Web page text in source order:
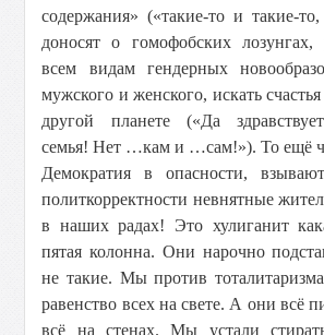
содержания» («такие-то и такие-
доносят о гомофобских
всем видам гендерных
мужского и женского, искать
другой планете («Да
семья! Нет …кам и …сам!»). То ещё
Демократия в опасности,
политкорректности невнятные
в наших радах! Это хулиганит
пятая колонна. Они нарочно
не такие. Мы против
равенство всех на свете. А они всё
всё на стенах. Мы устали